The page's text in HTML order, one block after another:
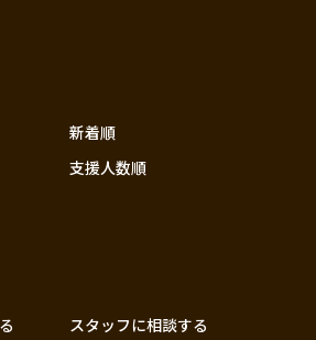
中国
新着順
支援人数順
スタッフに相談する